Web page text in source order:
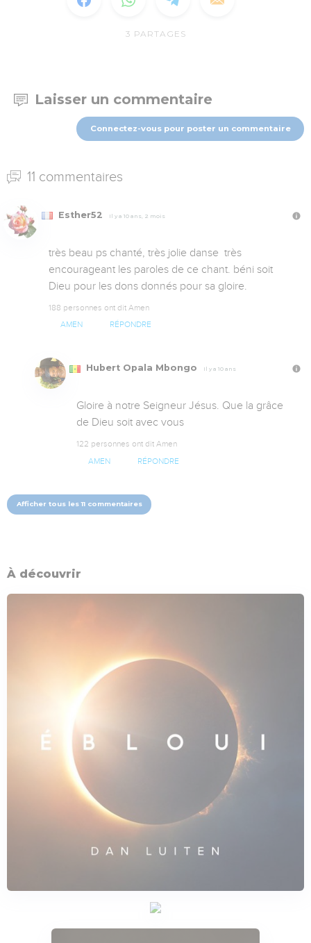
3 PARTAGES
Laisser un commentaire
Connectez-vous pour poster un commentaire
11 commentaires
Esther52 Il y a 10 ans, 2 mois
très beau ps chanté, très jolie danse  très
encourageant les paroles de ce chant. béni soit
Dieu pour les dons donnés pour sa gloire.
188 personnes ont dit Amen
AMEN RÉPONDRE
Hubert Opala Mbongo Il y a 10 ans
Gloire à notre Seigneur Jésus. Que la grâce
de Dieu soit avec vous
122 personnes ont dit Amen
AMEN RÉPONDRE
Afficher tous les 11 commentaires
À découvrir